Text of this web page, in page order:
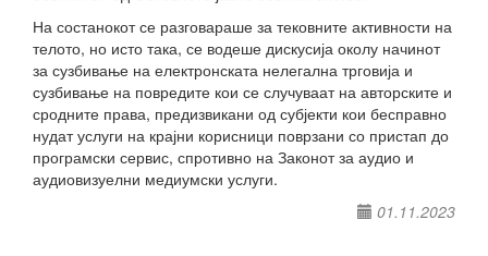
На состанокот се разговараше за тековните активности на
телото, но исто така, се водеше дискусија околу начинот
за сузбивање на електронската нелегална трговија и
сузбивање на повредите кои се случуваат на авторските и
сродните права, предизвикани од субјекти кои бесправно
нудат услуги на крајни корисници поврзани со пристап до
програмски сервис, спротивно на Законот за аудио и
аудиовизуелни медиумски услуги.
01.11.2023